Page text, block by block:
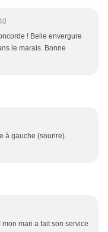
! Belle envergure
le marais. Bonne
à gauche (sourire).
mari a fait son service